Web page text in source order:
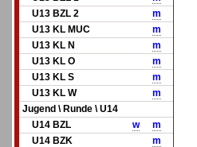
U13 BZL 2
m
U13 KL MUC
m
U13 KL N
m
U13 KL O
m
U13 KL S
m
U13 KL W
m
Jugend \ Runde \ U14
U14 BZL
w
m
U14 BZK
m